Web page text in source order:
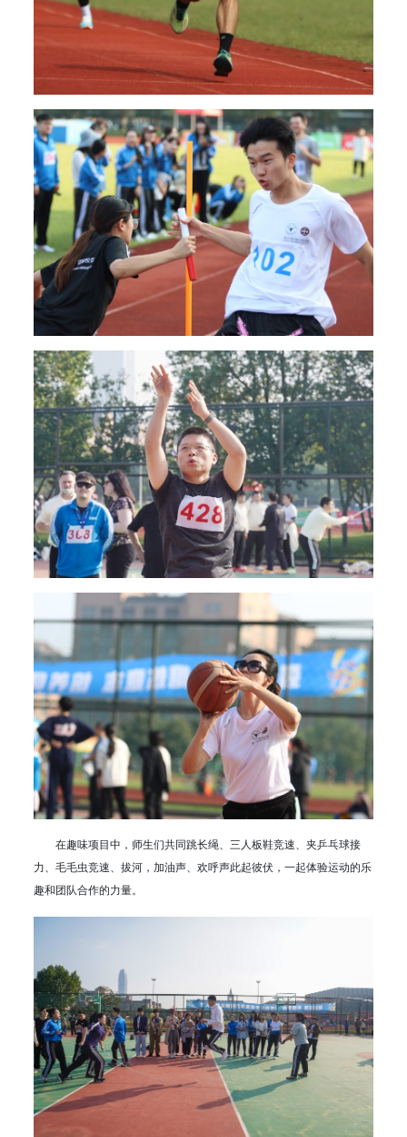
在趣味项目中，师生们共同跳长绳、三人板鞋竞速、夹乒乓球接
力、毛毛虫竞速、拔河，加油声、欢呼声此起彼伏，一起体验运动的乐
趣和团队合作的力量。